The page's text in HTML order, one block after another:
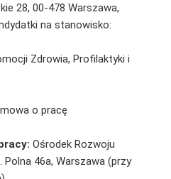
28, 00-478 Warszawa,
na stanowisko:
Zdrowia, Profilaktyki i
o pracę
Ośrodek Rozwoju
Polna 46a, Warszawa (przy